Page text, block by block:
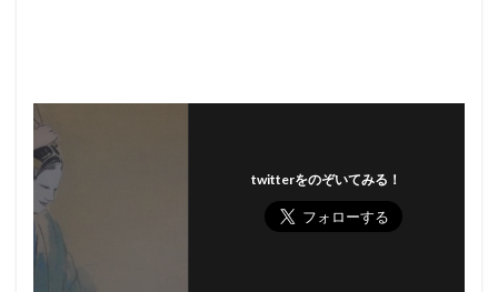
twitterをのぞいてみる！